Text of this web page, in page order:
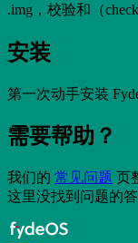
.img，校验和（
安装
第一次动手安装
需要帮助？
我们的 常见问题 页
这里没找到问题的